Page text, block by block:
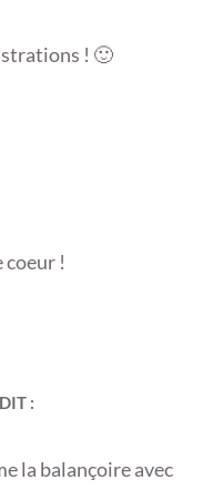
! 🙂
coeur !
DIT :
la balançoire avec